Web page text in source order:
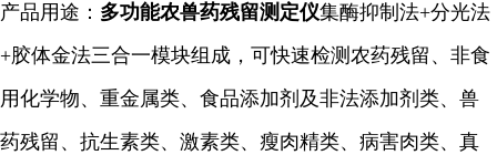
产品用途： 多功能农兽药残留测定仪集酶抑制 法+分光法
+胶体金法三合一模块组成，可快速检测农药残留、非食
用化学物、重金属类、食品添加剂及非法添加剂类、兽
药残留、抗生素类、激素类、瘦肉精类、病害肉类、真